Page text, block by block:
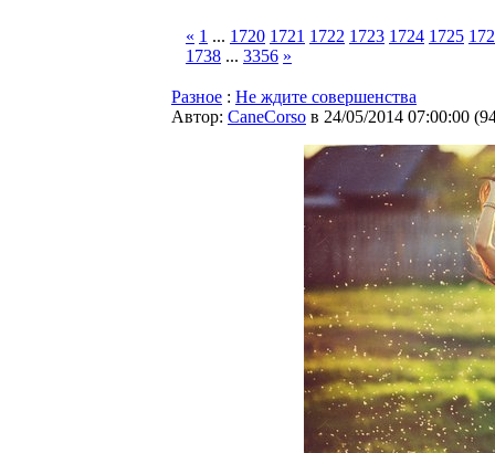
« 1 ... 1720 1721 1722 1723 1724 1725
1738 ... 3356 »
Разное : Не ждите совершенства
Автор: CaneCorso в 24/05/2014 07:00:00 (